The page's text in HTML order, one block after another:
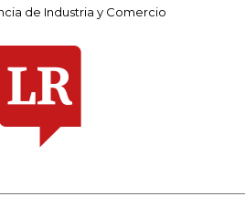
de Industria y Comercio